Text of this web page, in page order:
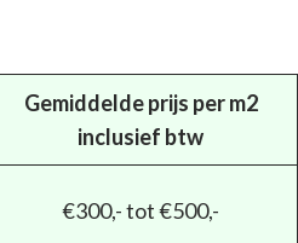
Gemiddelde prijs per m2
inclusief btw
€300,- tot €500,-